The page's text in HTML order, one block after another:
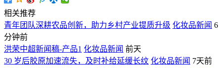
相关推荐
青年团队深耕农品创新，助力乡村产业提质升级 化妆品新闻 6
分钟前
洪荣中超新闻稿-产品1 化妆品新闻 前天
30 岁后胶原加速流失，及时补给延缓长纹 化妆品新闻 7天前